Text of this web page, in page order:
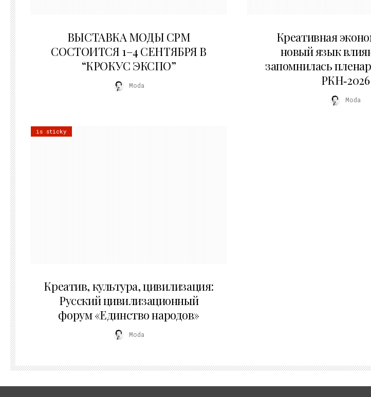
ВЫСТАВКА МОДЫ CPM
СОСТОИТСЯ 1–4 СЕНТЯБРЯ В
“КРОКУС ЭКСПО”
Moda
Креативная
новый язык
запомнилась
РКН‑2026
Moda
is sticky
Креатив, культура, цивилизация:
Русский цивилизационный
форум «Единство народов»
Moda